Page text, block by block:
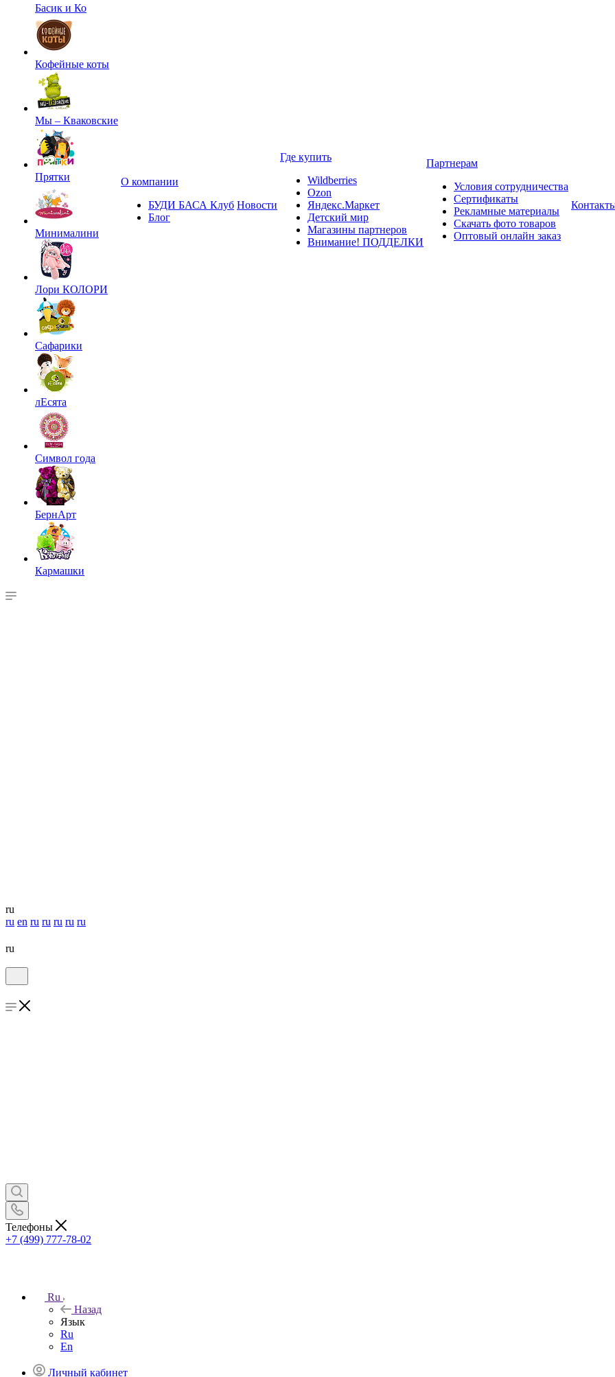
Басик и Ко
Кофейные коты
Мы – Кваковские
Прятки
Минималини
Лори КОЛОРИ
Сафарики
лЕсята
Символ года
БернАрт
Кармашки
О компании
БУДИ БАСА Клуб
Блог
Новости
Где купить
Wildberries
Ozon
Яндекс.Маркет
Детский мир
Магазины партнеров
Внимание! ПОДДЕЛКИ
Партнерам
Условия сотрудничества
Сертификаты
Рекламные материалы
Скачать фото товаров
Оптовый онлайн заказ
ru
ru en ru ru ru ru ru
ru
Телефоны
+7 (499) 777-78-02
Ru
Назад
Язык
Ru
En
Личный кабинет